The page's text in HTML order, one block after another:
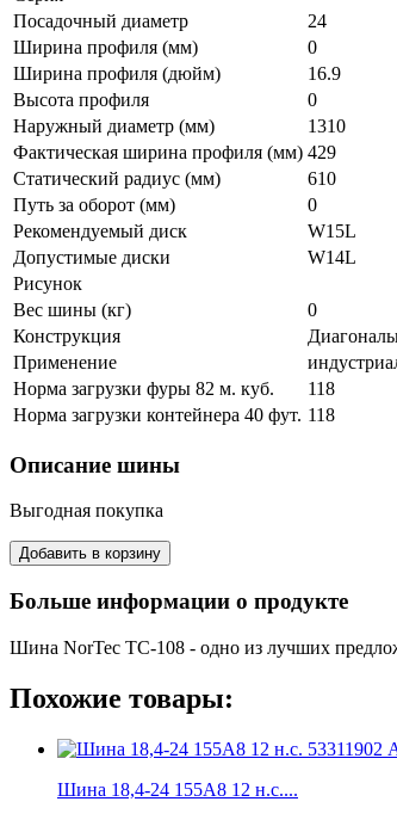
Посадочный диаметр
24
Ширина профиля (мм)
0
Ширина профиля (дюйм)
16.9
Высота профиля
0
Наружный диаметр (мм)
1310
Фактическая ширина профиля (мм) 429
Статический радиус (мм)
610
Путь за оборот (мм)
0
Рекомендуемый диск
W15L
Допустимые диски
W14L
Рисунок
Вес шины (кг)
0
Конструкция
Применение
Норма загрузки фуры 82 м. куб.
118
Норма загрузки контейнера 40 фут. 118
Описание шины
Выгодная покупка
Больше информации о продукте
Шина NorTec ТС-108 - одно из лучших
Похожие товары:
Шина 18,4-24 155A8 12 н.с....